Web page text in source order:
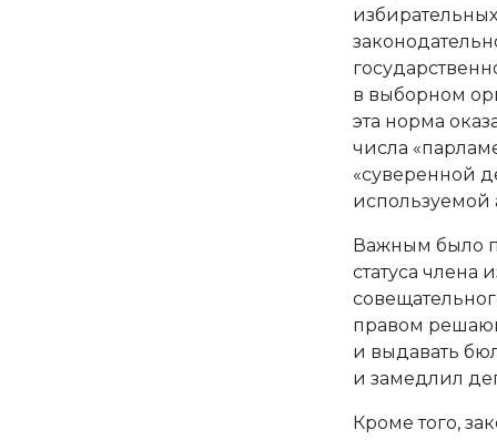
в выборном
эта норма
числа
«суверенной
Важным было
статуса члена
правом
и выдавать
и замедлил
Кроме того,